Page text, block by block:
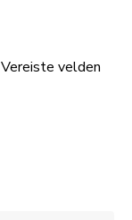
Vereiste velden